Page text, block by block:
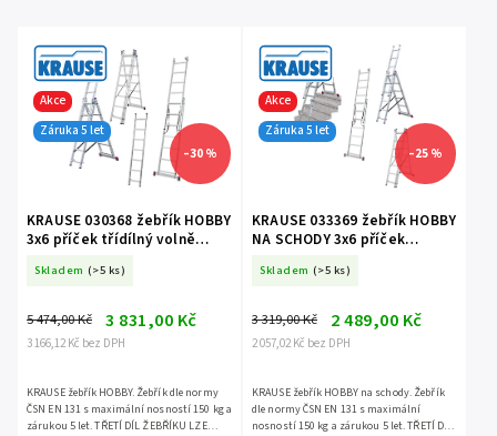
Akce
Záruka 5 let
–30 %
KRAUSE 030368 žebřík HOBBY
3x6 příček třídílný volně
Skladem (>5 ks)
3 166,12 Kč bez DPH
5 474,00 Kč 3 831,00 Kč
KRAUSE žebřík HOBBY. Žebřík dle normy
ČSN EN 131 s maximální nosností 150 kg a
zárukou 5 let. TŘETÍ DÍL ŽEBŘÍKU LZE
Akce
Záruka 5 let
–25 %
KRAUSE 033369 žebřík HOBBY
NA SCHODY 3x6 příček
Skladem (>5 ks)
2 057,02 Kč bez DPH
3 319,00 Kč 2 489,00 Kč
KRAUSE žebřík HOBBY na schody. Žebřík
dle normy ČSN EN 131 s maximální
nosností 150 kg a zárukou 5 let. TŘETÍ DÍL